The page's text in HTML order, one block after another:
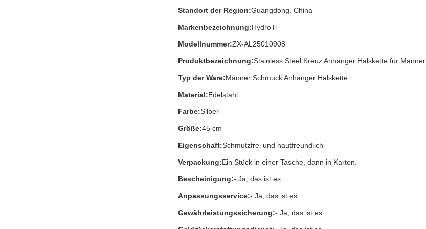
Standort der Region:Guangdong, China
Markenbezeichnung:HydroTi
Modellnummer:ZX-AL25010908
Produktbezeichnung:Stainless Steel Kreuz Anhänger Halskette für Männer
Typ der Ware:Männer Schmuck Anhänger Halskette
Material:Edelstahl
Farbe:Silber
Größe:45 cm
Eigenschaft:Schmutzfrei und hautfreundlich
Verpackung:Ein Stück in einer Tasche, dann in Karton.
Bescheinigung:- Ja, das ist es.
Anpassungsservice:- Ja, das ist es.
Gewährleistungssicherung:- Ja, das ist es.